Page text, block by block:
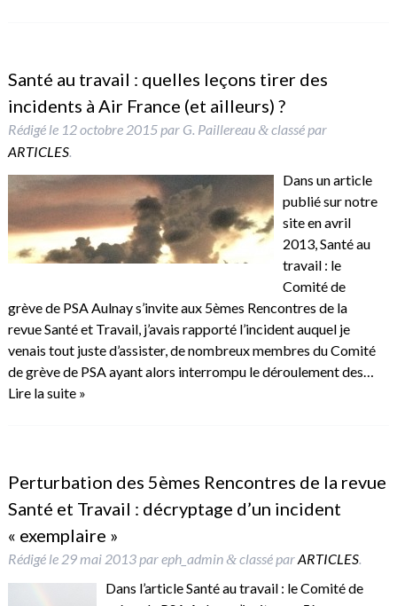
Santé au travail : quelles leçons tirer des
incidents à Air France (et ailleurs) ?
Rédigé le 12 octobre 2015par G. Paillereau &classé par
ARTICLES.
Dans un article
publié sur notre
site en avril
2013, Santé au
travail : le
Comité de
grève de PSA Aulnay s’invite aux 5èmes Rencontres de la
revue Santé et Travail, j’avais rapporté l’incident auquel je
venais tout juste d’assister, de nombreux membres du Comité
de grève de PSA ayant alors interrompu le déroulement des…
Lire la suite »
Perturbation des 5èmes Rencontres de la revue
Santé et Travail : décryptage d’un incident
« exemplaire »
Rédigé le 29 mai 2013pareph_admin &classé parARTICLES.
Dans l’article Santé au travail : le Comité de